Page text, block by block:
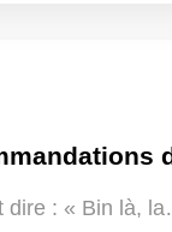
dire : « Bin là,